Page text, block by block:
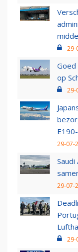
29-
op
29-
29-07-
29-07-
29-